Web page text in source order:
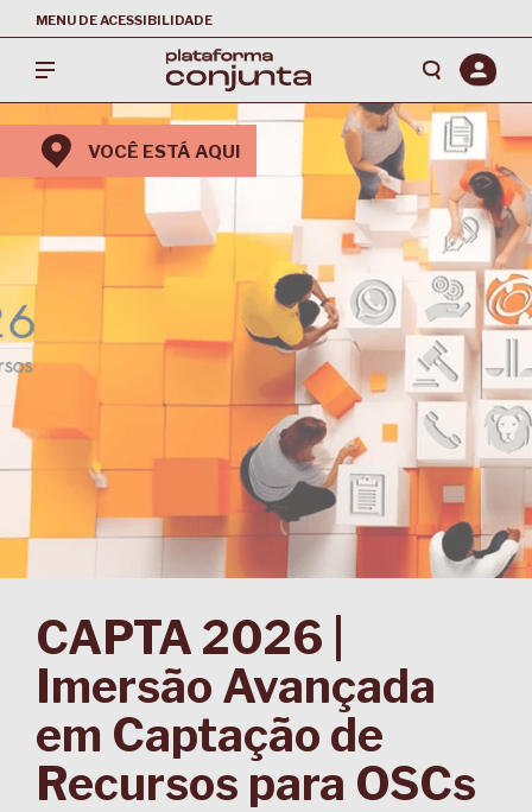
MENU DE ACESSIBILIDADE
VOCÊ ESTÁ AQUI
CAPTA 2026 |
Imersão Avançada
em Captação de
Recursos para OSCs